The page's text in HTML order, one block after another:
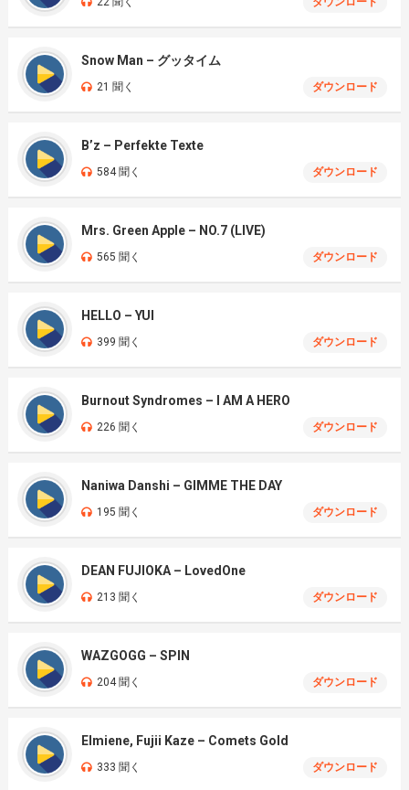
Snow Man – グッタイム
21 聞く ダウンロード
B’z – Perfekte Texte
584 聞く ダウンロード
Mrs. Green Apple – NO.7 (LIVE)
565 聞く ダウンロード
HELLO – YUI
399 聞く ダウンロード
Burnout Syndromes – I AM A HERO
226 聞く ダウンロード
Naniwa Danshi – GIMME THE DAY
195 聞く ダウンロード
DEAN FUJIOKA – LovedOne
213 聞く ダウンロード
WAZGOGG – SPIN
204 聞く ダウンロード
Elmiene, Fujii Kaze – Comets Gold
333 聞く ダウンロード